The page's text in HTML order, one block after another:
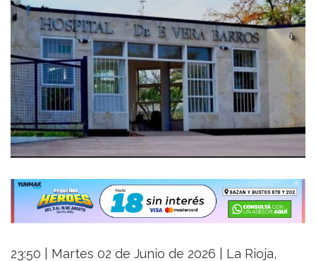
23:50 | Martes 02 de Junio de 2026 | La Rioja,